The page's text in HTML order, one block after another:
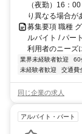
車、徒歩3分
（夜勤）16：
り異なる場合
募集要項 職種
ルバイト / パー
利用者のニーズ
業界未経験者歓迎 60
未経験者歓迎
交通費
同じ企業の求人
アルバイト・パート